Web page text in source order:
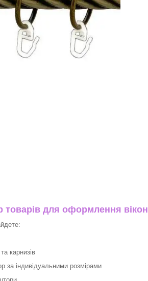
товарів для оформлення вікон
карнизів
за індивідуальними розмірами